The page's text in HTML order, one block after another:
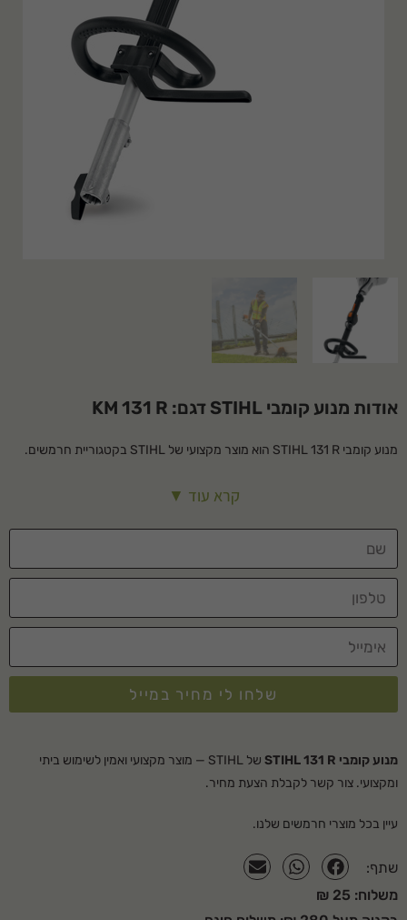
אודות מנוע קומבי STIHL דגם: KM 131 R
מנוע קומבי STIHL 131 R הוא מוצר מקצועי של STIHL בקטגוריית חרמשים.
סוג מוצר יחידת מנוע
סוג מנוע
יישום משולב
מקצועי
כוח (כוח סוס/קילוואט)
רמת עוצמת רעש (DBA)
קרא עוד ▼
שלחו לי מחיר במייל
מנוע קומבי STIHL 131 R
של STIHL — מוצר מקצועי ואמין לשימוש ביתי
ומקצועי. צור קשר לקבלת הצעת מחיר.
עיין בכל מוצרי חרמשים שלנו.
שתף:
משלוח: 25 ₪